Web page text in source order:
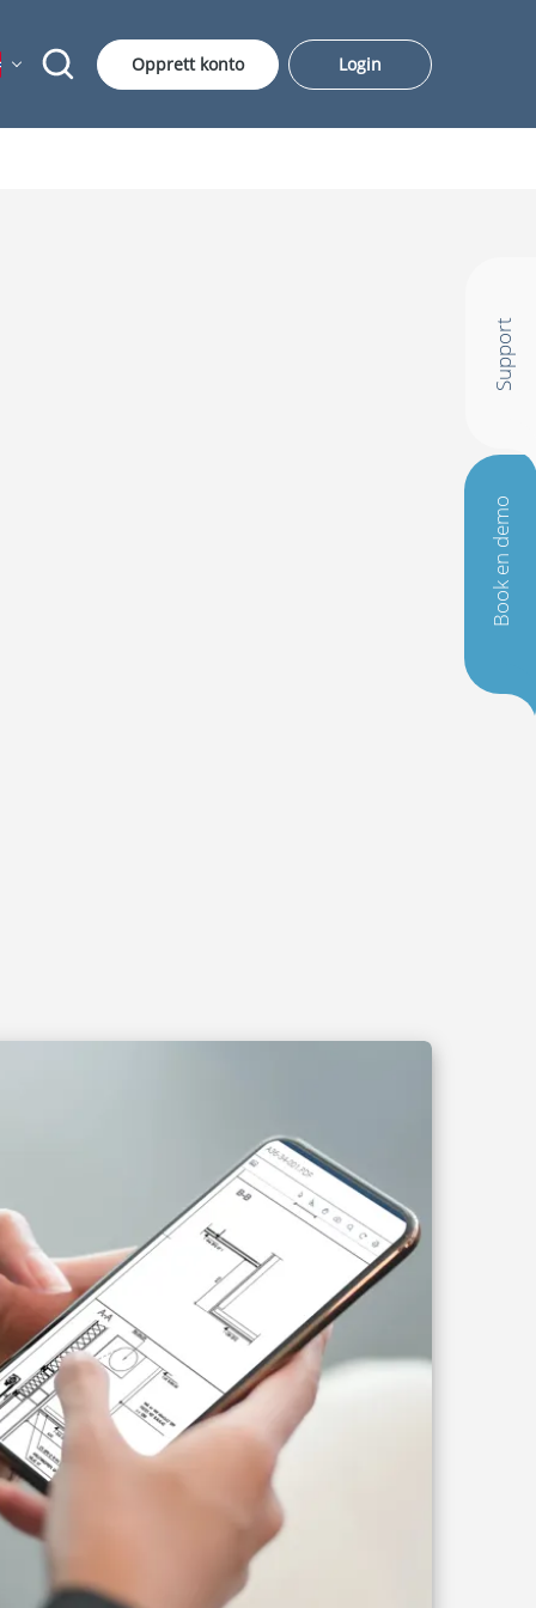
Opprett konto Login
Support
Book en demo